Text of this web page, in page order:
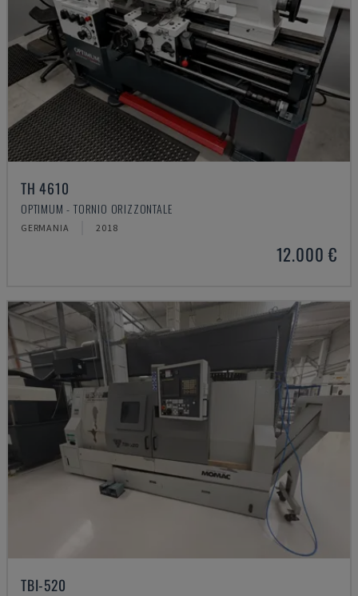
TH 4610
OPTIMUM - TORNIO ORIZZONTALE
GERMANIA 2018
12.000 €
TBI-520